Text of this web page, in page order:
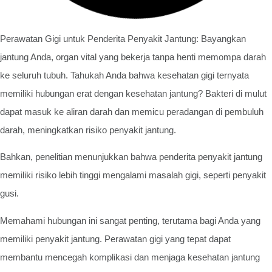
Perawatan Gigi untuk Penderita Penyakit Jantung: Bayangkan
jantung Anda, organ vital yang bekerja tanpa henti memompa darah
ke seluruh tubuh. Tahukah Anda bahwa kesehatan gigi ternyata
memiliki hubungan erat dengan kesehatan jantung? Bakteri di mulut
dapat masuk ke aliran darah dan memicu peradangan di pembuluh
darah, meningkatkan risiko penyakit jantung.
Bahkan, penelitian menunjukkan bahwa penderita penyakit jantung
memiliki risiko lebih tinggi mengalami masalah gigi, seperti penyakit
gusi.
Memahami hubungan ini sangat penting, terutama bagi Anda yang
memiliki penyakit jantung. Perawatan gigi yang tepat dapat
membantu mencegah komplikasi dan menjaga kesehatan jantung